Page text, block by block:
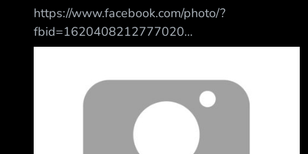
https://www.facebook.com/photo/?
fbid=1620408212777020
https://i.meee.com.tw/RngFbKU.jpg 8/5(三)
統一7-ELEVEN獅 vs. 味全龍 對蔣打擊率 上壘率
1 邱智呈 CF (L) 0.000 (0-2) 0.333 1BB 2K 2 張
皓崴 RF (L) 沒對戰過 3 陳傑憲 LF (L) 0.000 (0-
2) 0.000 4 陳鏞基 1B (R) 沒